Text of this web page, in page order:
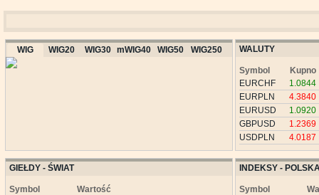
WIG WIG20 WIG30 mWIG40 WIG50 WIG250 WALUTY
Symbol
Kupno
EURCHF
1.0844
EURPLN
4.3840
EURUSD
1.0920
GBPUSD
1.2369
USDPLN
4.0187
GIEŁDY - ŚWIAT
Symbol
Wartość
INDEKSY -
Symbol